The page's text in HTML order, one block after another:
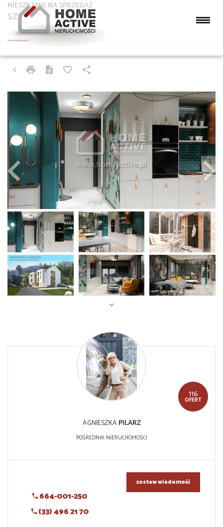
SZCZYRK
MIESZKANIE NA SPRZEDAŻ
116
OFERT
AGNIESZKAPILARZ
POŚREDNIK NIERUCHOMOŚCI
664-001-250
(33) 496 21 70
zostaw wiadomość